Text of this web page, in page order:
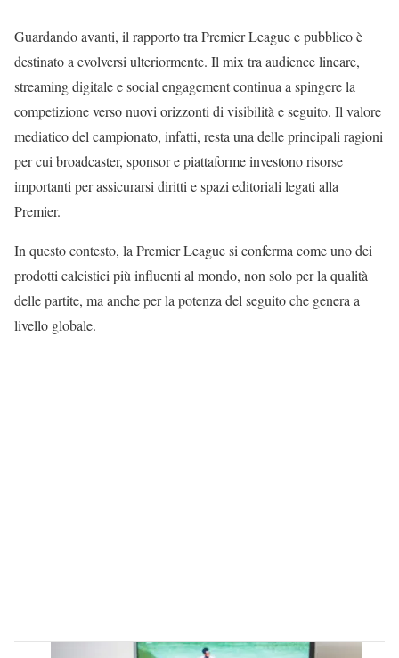
Guardando avanti, il rapporto tra Premier League e pubblico è
destinato a evolversi ulteriormente. Il mix tra audience lineare,
streaming digitale e social engagement continua a spingere la
competizione verso nuovi orizzonti di visibilità e seguito. Il valore
mediatico del campionato, infatti, resta una delle principali ragioni
per cui broadcaster, sponsor e piattaforme investono risorse
importanti per assicurarsi diritti e spazi editoriali legati alla
Premier.
In questo contesto, la Premier League si conferma come uno dei
prodotti calcistici più influenti al mondo, non solo per la qualità
delle partite, ma anche per la potenza del seguito che genera a
livello globale.